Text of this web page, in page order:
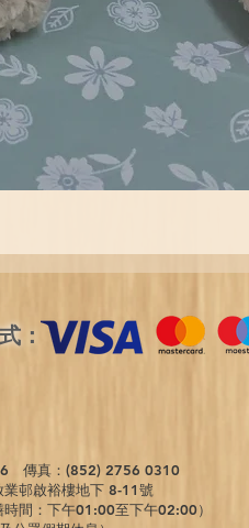
：
傳真：(852) 2756 0310
邨啟裕樓地下 8-11號
間：下午01:00至下午02:00）